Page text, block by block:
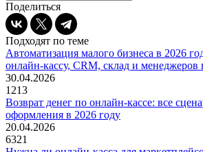
Поделиться
Подходят по теме
Автоматизация малого бизнеса в 2026
онлайн-кассу, CRM, склад и менеджеров
30.04.2026
1213
Возврат денег по онлайн-кассе: все
оформления в 2026 году
20.04.2026
6321